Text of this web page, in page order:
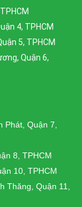
4, TPHCM
5, TPHCM
Quận 6,
Quận 7,
8, TPHCM
10, TPHCM
Thăng, Quận 11,